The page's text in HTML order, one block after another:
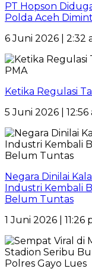
PT Hopson
Polda Aceh
6 Juni 2026 | 2:32
Ketika Regulasi
5 Juni 2026 |
Negara Dinilai
Industri Kembali
Belum Tuntas
1 Juni 2026 | 11:26